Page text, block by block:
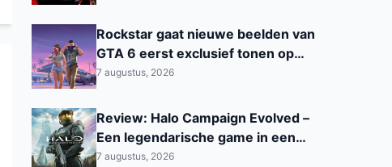
Rockstar gaat nieuwe beelden van
GTA 6 eerst exclusief tonen op
Netflix
7 augustus, 2026
Review: Halo Campaign Evolved –
Een legendarische game in een
modern jasje
7 augustus, 2026